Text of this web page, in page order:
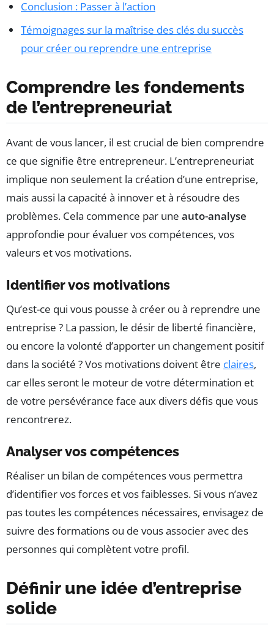
Conclusion : Passer à l’action
Témoignages sur la maîtrise des clés du succès
pour créer ou reprendre une entreprise
Comprendre les fondements
de l’entrepreneuriat
Avant de vous lancer, il est crucial de bien comprendre
ce que signifie être entrepreneur. L’entrepreneuriat
implique non seulement la création d’une entreprise,
mais aussi la capacité à innover et à résoudre des
problèmes. Cela commence par une auto-analyse
approfondie pour évaluer vos compétences, vos
valeurs et vos motivations.
Identifier vos motivations
Qu’est-ce qui vous pousse à créer ou à reprendre une
entreprise ? La passion, le désir de liberté financière,
ou encore la volonté d’apporter un changement positif
dans la société ? Vos motivations doivent être claires,
car elles seront le moteur de votre détermination et
de votre persévérance face aux divers défis que vous
rencontrerez.
Analyser vos compétences
Réaliser un bilan de compétences vous permettra
d’identifier vos forces et vos faiblesses. Si vous n’avez
pas toutes les compétences nécessaires, envisagez de
suivre des formations ou de vous associer avec des
personnes qui complètent votre profil.
Définir une idée d’entreprise
solide